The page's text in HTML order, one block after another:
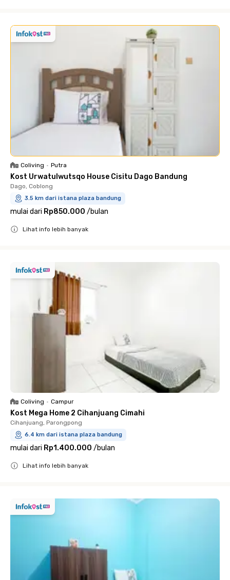
Coliving • Putra
Kost Urwatulwutsqo House Cisitu Dago Bandung
Dago, Coblong
3.5 km dari istana plaza bandung
mulai dari Rp850.000 /bulan
Lihat info lebih banyak
Coliving • Campur
Kost Mega Home 2 Cihanjuang Cimahi
Cihanjuang, Parongpong
6.4 km dari istana plaza bandung
mulai dari Rp1.400.000 /bulan
Lihat info lebih banyak